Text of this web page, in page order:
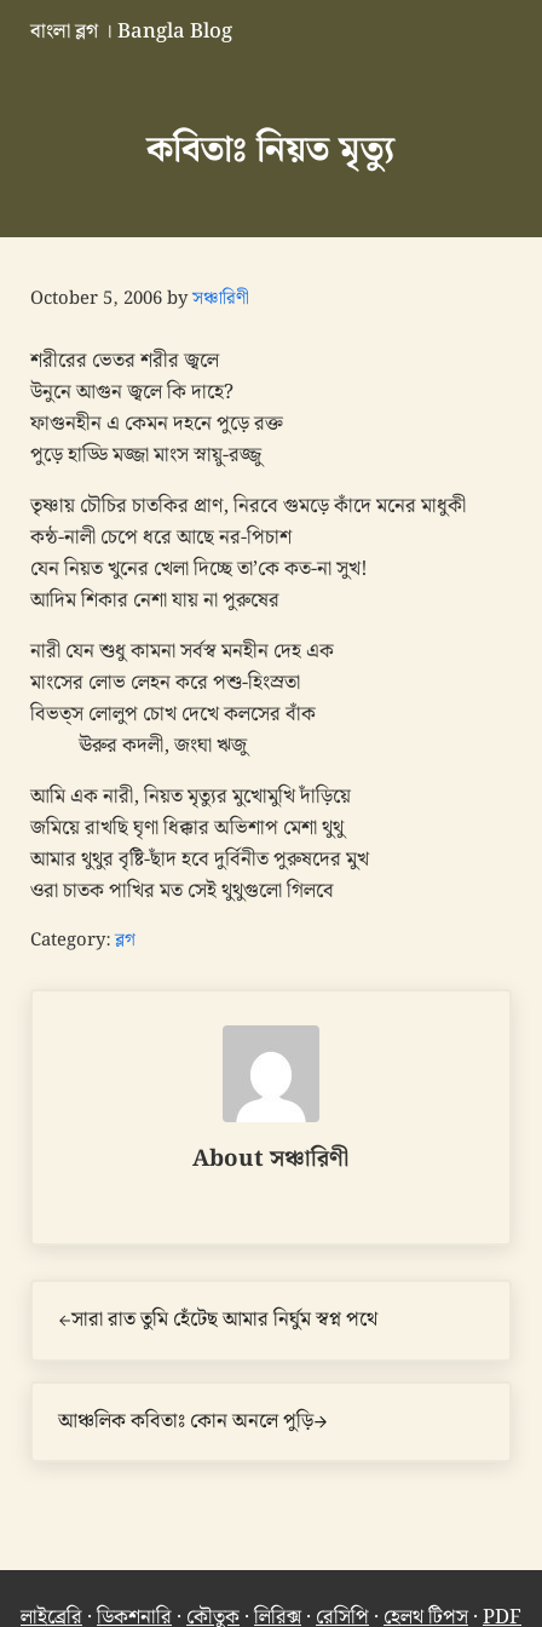
বাংলা ব্লগ । Bangla Blog
কবিতাঃ নিয়ত মৃত্যু
October 5, 2006byসঞ্চারিণী
শরীরের ভেতর শরীর জ্বলে
উনুনে আগুন জ্বলে কি দাহে?
ফাগুনহীন এ কেমন দহনে পুড়ে রক্ত
পুড়ে হাড্ডি মজ্জা মাংস স্নায়ু-রজ্জু
তৃষ্ণায় চৌচির চাতকির প্রাণ, নিরবে গুমড়ে কাঁদে মনের মাধুকী
কন্ঠ-নালী চেপে ধরে আছে নর-পিচাশ
যেন নিয়ত খুনের খেলা দিচ্ছে তা’কে কত-না সুখ!
আদিম শিকার নেশা যায় না পুরুষের
নারী যেন শুধু কামনা সর্বস্ব মনহীন দেহ এক
মাংসের লোভ লেহন করে পশু-হিংস্রতা
বিভত্স লোলুপ চোখ দেখে কলসের বাঁক
ঊরুর কদলী, জংঘা ঋজু
আমি এক নারী, নিয়ত মৃত্যুর মুখোমুখি দাঁড়িয়ে
জমিয়ে রাখছি ঘৃণা ধিক্কার অভিশাপ মেশা থুথু
আমার থুথুর বৃষ্টি-ছাঁদ হবে দুর্বিনীত পুরুষদের মুখ
ওরা চাতক পাখির মত সেই থুথুগুলো গিলবে
Category:ব্লগ
Aboutসঞ্চারিণী
সারা রাত তুমি হেঁটেছ আমার নির্ঘুম স্বপ্ন পথে
আঞ্চলিক কবিতাঃ কোন অনলে পুড়ি
লাইব্রেরি·ডিকশনারি·কৌতুক·লিরিক্স·রেসিপি·হেলথ টিপস·PDF